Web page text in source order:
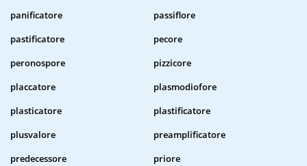
panificatore
passiflore
pastificatore
pecore
peronospore
pizzicore
placcatore
plasmodiofore
plasticatore
plastificatore
plusvalore
preamplificatore
predecessore
priore